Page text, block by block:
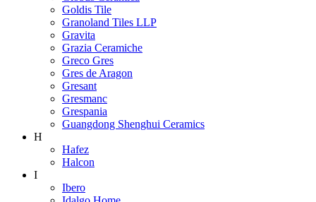
Goldis Tile
Granoland Tiles LLP
Gravita
Grazia Ceramiche
Greco Gres
Gres de Aragon
Gresant
Gresmanc
Grespania
Guangdong Shenghui Ceramics
H
Hafez
Halcon
I
Ibero